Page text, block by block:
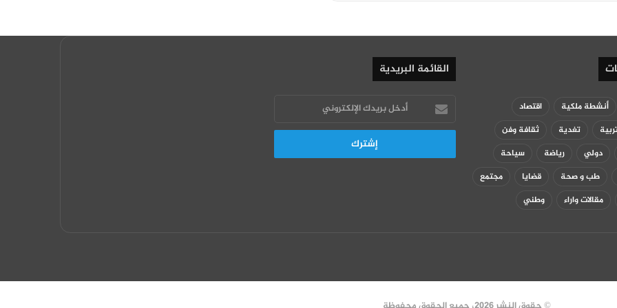
أنشطة ملكية
اقتصاد
تغدية
ثقافة وفن
دولي رياضة
سياحة
طب و صحة قضايا
مجتمع
مقالات واراء وطني
القائمة البريدية
أدخل
بريدك
الإلكتروني